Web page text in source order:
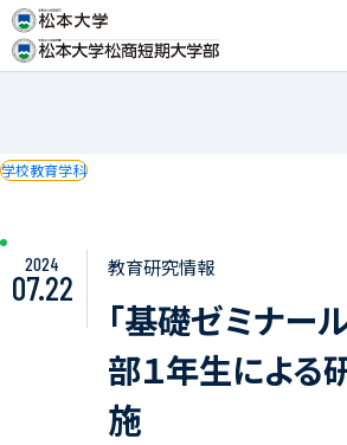
学校教育学科
2024
07.22
教育研究情報
「基礎ゼミナー
部１年生による
施